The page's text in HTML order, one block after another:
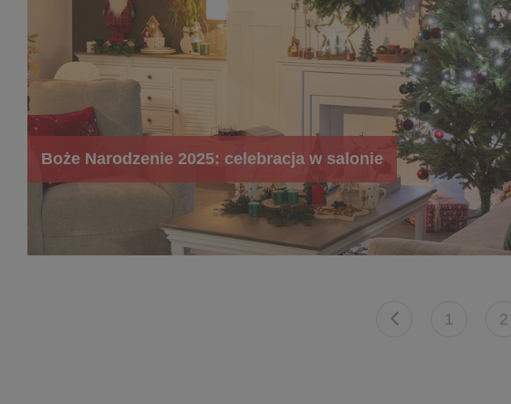
Boże Narodzenie 2025: celebracja w salonie
1 2